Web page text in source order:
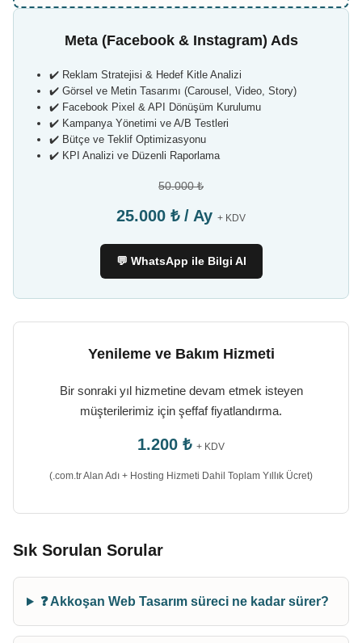
Meta (Facebook & Instagram) Ads
✔️ Reklam Stratejisi & Hedef Kitle Analizi
✔️ Görsel ve Metin Tasarımı (Carousel, Video, Story)
✔️ Facebook Pixel & API Dönüşüm Kurulumu
✔️ Kampanya Yönetimi ve A/B Testleri
✔️ Bütçe ve Teklif Optimizasyonu
✔️ KPI Analizi ve Düzenli Raporlama
50.000 ₺
25.000 ₺ / Ay + KDV
💬 WhatsApp ile Bilgi Al
Yenileme ve Bakım Hizmeti
Bir sonraki yıl hizmetine devam etmek isteyen
müşterilerimiz için şeffaf fiyatlandırma.
1.200 ₺ + KDV
(.com.tr Alan Adı + Hosting Hizmeti Dahil Toplam Yıllık Ücret)
Sık Sorulan Sorular
❓ Akkoşan Web Tasarım süreci ne kadar sürer?